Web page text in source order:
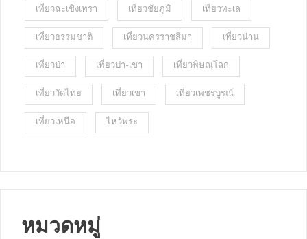
เที่ยวฉะเชิงเทรา เที่ยวชัยภูมิ เที่ยวทะเล
เที่ยวธรรมชาติ เที่ยวนครราชสีมา เที่ยวน่าน
เที่ยวป่า เที่ยวป่า-เขา เที่ยวพิษณุโลก
เที่ยววัดไทย เที่ยวเขา เที่ยวเพชรบูรณ์
เที่ยวเหนือ ไหว้พระ
หมวดหมู่